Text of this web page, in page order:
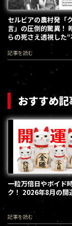
セルビアの農村発「
言」の圧倒的驚異！
らの死さえ透視した
記事を読む
おすすめ記
一粒万倍日やボイド
ク！ 2026年8月の開
記事を読む